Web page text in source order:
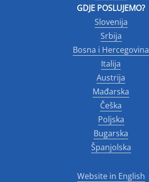
GDJE POSLUJEMO?
Slovenija
Srbija
Bosna i Hercegovina
Italija
Austrija
Mađarska
Češka
Poljska
Bugarska
Španjolska
Website in English